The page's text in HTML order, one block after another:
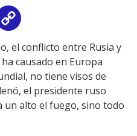
Link
el conflicto entre Rusia y
causado en Europa
no tiene visos de
el presidente ruso
un alto el fuego, sino todo